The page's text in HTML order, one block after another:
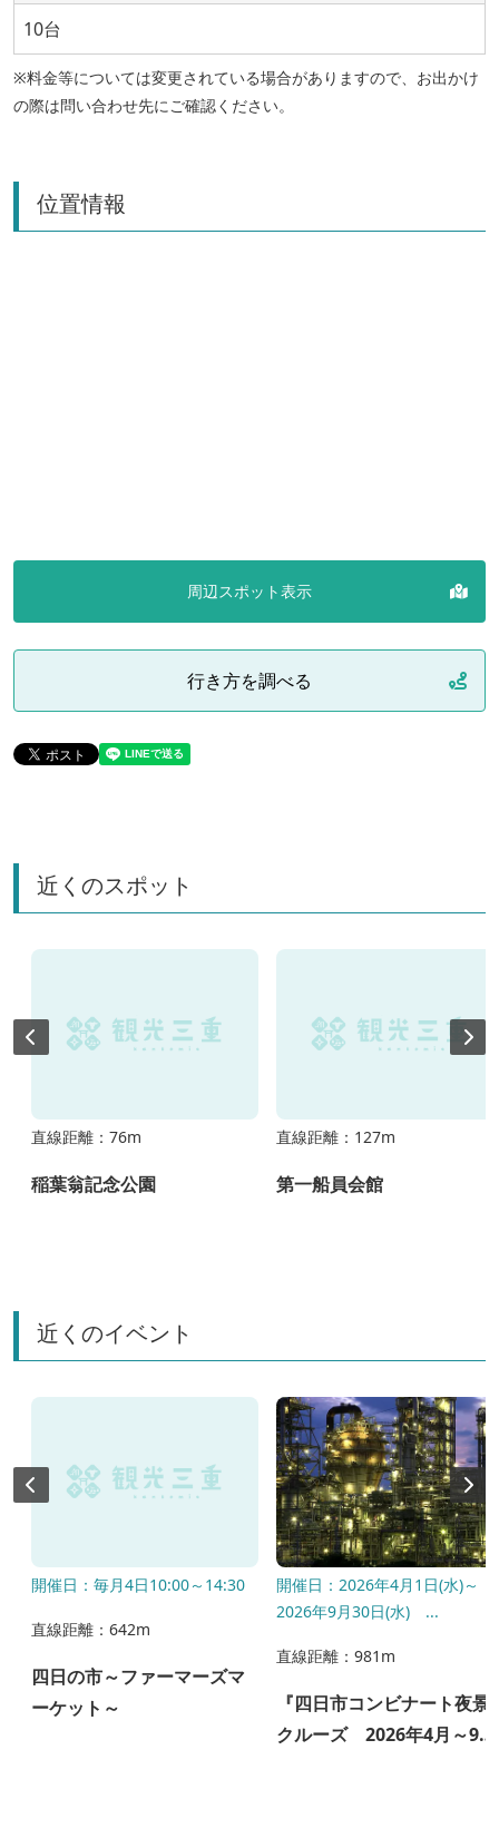
10台
※料金等については変更されている場合がありますので、お出かけ
の際は問い合わせ先にご確認ください。
位置情報
周辺スポット表示
行き方を調べる
近くのスポット
直線距離：76m
稲葉翁記念公園
直線距離：127m
第一船員会館
近くのイベント
開催日：毎月4日10:00～14:30
直線距離：642m
四日の市～ファーマーズマ
ーケット～
開催日：2026年4月1日(水)～
2026年9月30日(水) ...
直線距離：981m
『四日市コンビナート夜景
クルーズ 2026年4月～9